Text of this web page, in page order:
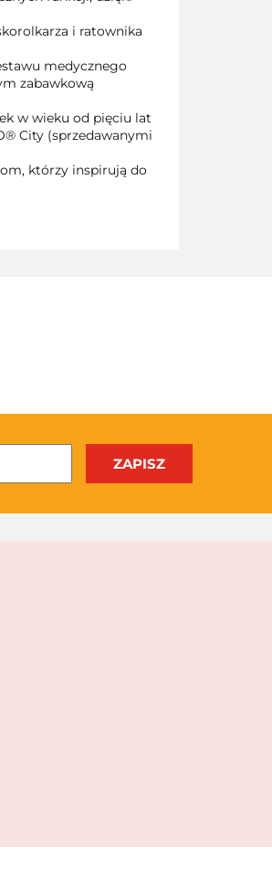
i ratownika
medycznego
zabawkową
w wieku od pięciu lat
City (sprzedawanymi
którzy inspirują do